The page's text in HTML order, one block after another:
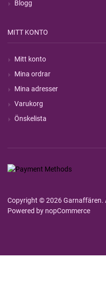
Blogg
MITT KONTO
Mitt konto
Mina ordrar
Mina adresser
Varukorg
Önskelista
Copyright © 2026 Garnaffären.
Powered by nopCommerce